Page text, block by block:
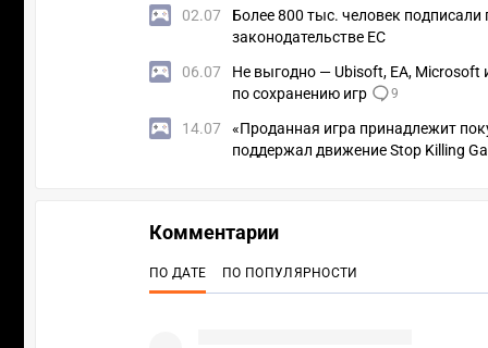
02.07
Более 800 тыс. человек
законодательстве ЕС
06.07
Не выгодно — Ubisoft, EA, Microsoft
по сохранению игр
9
14.07
«Проданная игра принадлежит
поддержал движение Stop Killing
Комментарии
ПО ДАТЕ ПО ПОПУЛЯРНОСТИ